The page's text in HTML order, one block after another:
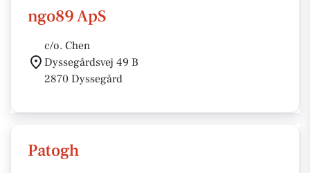
ngo89 ApS
c/o. Chen
Dyssegårdsvej 49 B
2870 Dyssegård
Patogh